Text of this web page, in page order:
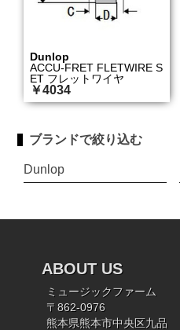
Dunlop
ACCU-FRET FLETWIRE S
ET フレットワイヤ
￥4034
ブランドで絞り込む
Dunlop
ABOUT US
ミュージックファーム
〒862-0976
熊本県熊本市中央区九品